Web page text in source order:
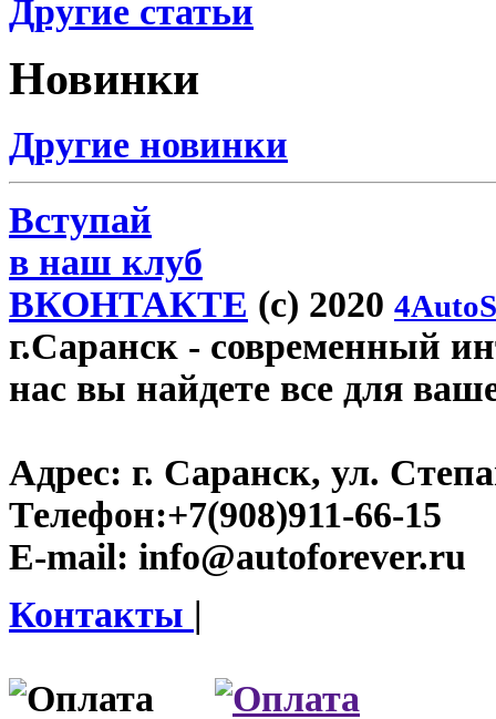
Другие статьи
Новинки
Другие новинки
Вступай
в наш клуб
ВКОНТАКТЕ (c) 2020
г.Саранск - современный
нас вы найдете все для
Адрес: г. Саранск, ул.
Телефон:+7(908)911-66-15
E-mail: info@autoforever.ru
Контакты |